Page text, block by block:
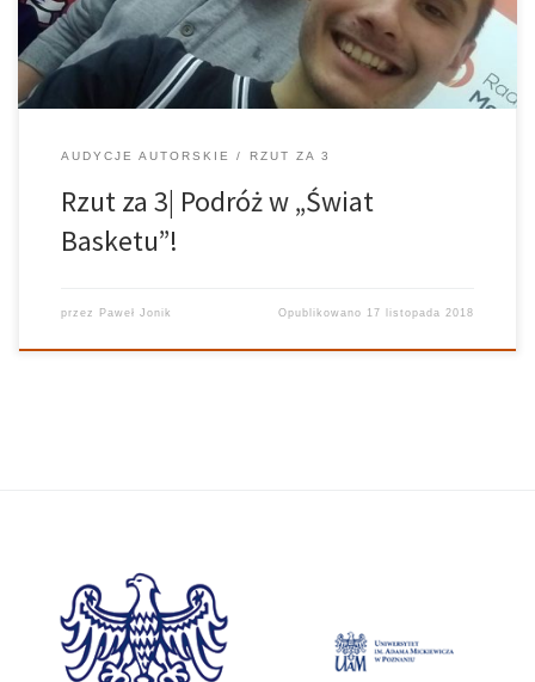
AUDYCJE AUTORSKIE RZUT ZA 3
Rzut za 3| Podróż w „Świat
Basketu”!
przez Paweł Jonik Opublikowano 17 listopada 2018